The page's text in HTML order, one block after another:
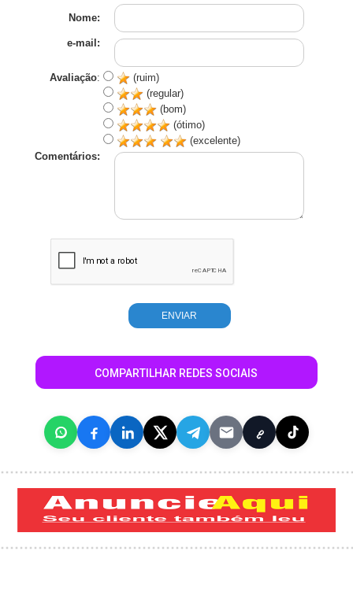
Nome:
e-mail:
Avaliação:
(ruim)
(regular)
(bom)
(ótimo)
(excelente)
Comentários:
COMPARTILHAR REDES SOCIAIS